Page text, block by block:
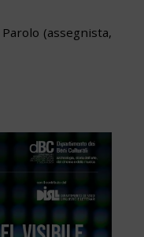
(assegnista,